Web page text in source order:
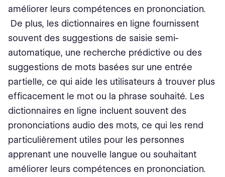
améliorer leurs compétences en prononciation.
De plus, les dictionnaires en ligne fournissent
souvent des suggestions de saisie semi-
automatique, une recherche prédictive ou des
suggestions de mots basées sur une entrée
partielle, ce qui aide les utilisateurs à trouver plus
efficacement le mot ou la phrase souhaité. Les
dictionnaires en ligne incluent souvent des
prononciations audio des mots, ce qui les rend
particulièrement utiles pour les personnes
apprenant une nouvelle langue ou souhaitant
améliorer leurs compétences en prononciation.